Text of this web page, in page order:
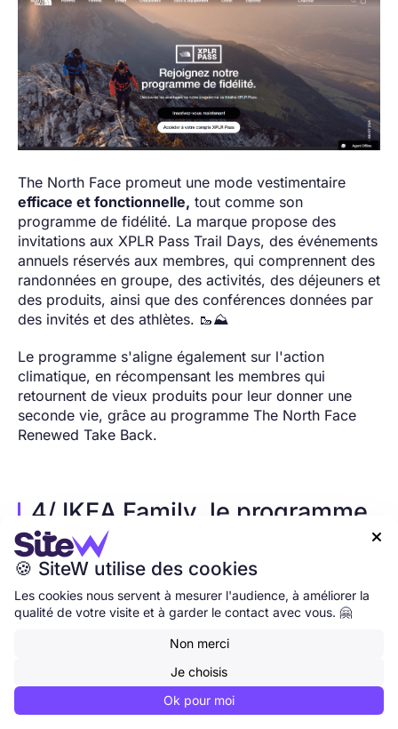
The North Face promeut une mode vestimentaire
efficace et fonctionnelle, tout comme son
programme de fidélité. La marque propose des
invitations aux XPLR Pass Trail Days, des événements
annuels réservés aux membres, qui comprennent des
randonnées en groupe, des activités, des déjeuners et
des produits, ainsi que des conférences données par
des invités et des athlètes. 🥾⛰️
Le programme s'aligne également sur l'action
climatique, en récompensant les membres qui
retournent de vieux produits pour leur donner une
seconde vie, grâce au programme The North Face
Renewed Take Back.
4/ IKEA Family, le programme
de fidélisation le plus ancien
IKEA Family est un programme de fidélisation gratuit
basé sur des avantages. Il est trèsancien, puisqu'il a
été créé en 1984. Il ne récompense pas les clients en
fonction de leurs dépenses, mais leur propose une
exclusives et d'avantages gratuits

🍪 SiteW utilise des cookies
Les cookies nous servent à mesurer l'audience, à améliorer la
qualité de votre visite et à garder le contact avec vous. 🤗
Non merci
Je choisis
Ok pour moi